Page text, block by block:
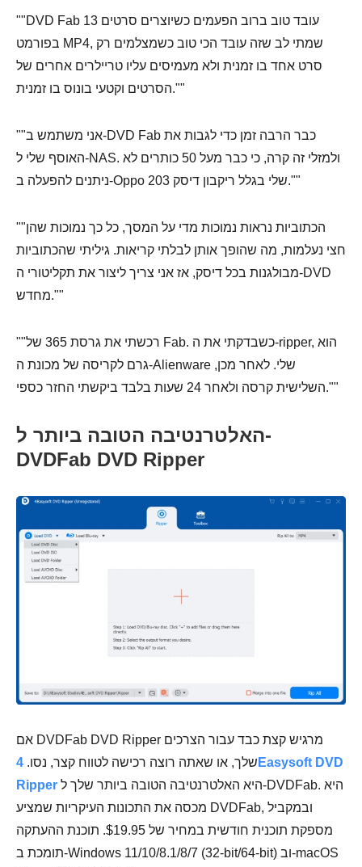
""DVD Fab 13 עובד טוב ברוב הפעמים כשיוצרים סרטים
בפורמט MP4, שמתי לב שזה עובד הכי טוב כשמצלמים רק
סרט אחד בו זמנית ולא מעמיסים עליו טריילרים אחרים של
הסרטים וקטעי בונוס בו זמנית.""
""אני משתמש ב-DVD Fab כבר הרבה זמן כדי לגבות את
האוסף שלי ל-NAS. ולמזלי זה קרה, כי כבר מעל 50 כותרים לא
ניתנים להפעלה ב-Oppo 203 שלי בגלל ריקבון דיסק.""
""הכתוביות נראות נמוכות מדי על המסך, כל כך נמוכות שהן
חצי נעלמות, מה שהופך אותן לבלתי קריאות. גיליתי שהכתוביות
מבולגנות בכל דיסק, אז אני צריך ליצור את תקליטורי ה-DVD
מחדש.""
""רכשתי את גרסת 365 של Fab. כשבדקתי את ה-ripper, הוא
גרם לקריסה של מכונת ה-Alienware שלי. לאחר מכן,
השלישית קרסה ולאחר 24 שעות בלבד ביקשתי החזר כספי.""
האלטרנטיבה הטובה ביותר ל-
DVDFab DVD Ripper
אם DVDFab DVD Ripper מרגיש קצת כבד עבור הצרכים
שלך, או שאתה רוצה רכישה לטווח קצר, נסו. 4Easysoft DVD
Ripper
מכסה את התכונות העיקריות שמציע DVDFab, ובמקביל
מספקת תוכנית חודשית במחיר של $19.95. תוכנת ההעתקה
תומכת ב-Windows 11/10/8.1/8/7 (32-bit/64-bit) וב-macOS